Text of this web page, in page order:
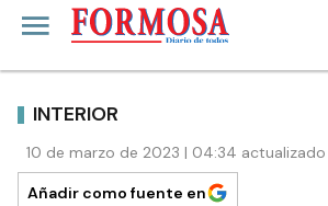
INTERIOR
10 de marzo de 2023 | 04:34
Añadir como fuente en